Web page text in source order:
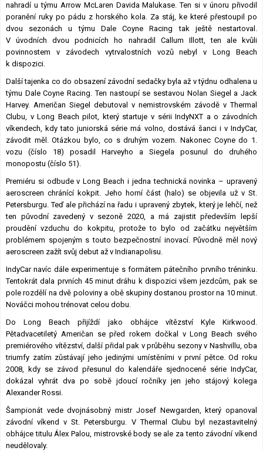
nahradí u týmu Arrow McLaren Davida Malukase. Ten si v únoru přivodil
poranění ruky po pádu z horského kola. Za stáj, ke které přestoupil po
dvou sezonách u týmu Dale Coyne Racing tak ještě nestartoval.
V úvodních dvou podnicích ho nahradil Callum Illott, ten ale kvůli
povinnostem v závodech vytrvalostních vozů nebyl v Long Beach
k dispozici.
Další tajenka co do obsazení závodní sedačky byla až v týdnu odhalena u
týmu Dale Coyne Racing. Ten nastoupí se sestavou Nolan Siegel a Jack
Harvey. Američan Siegel debutoval v nemistrovském závodě v Thermal
Clubu, v Long Beach pilot, který startuje v sérii IndyNXT a o závodních
víkendech, kdy tato juniorská série má volno, dostává šanci i v IndyCar,
závodit měl. Otázkou bylo, co s druhým vozem. Nakonec Coyne do 1.
vozu (číslo 18) posadil Harveyho a Siegela posunul do druhého
monopostu (číslo 51).
Premiéru si odbude v Long Beach i jedna technická novinka – upravený
aeroscreen chránící kokpit. Jeho horní část (halo) se objevila už v St.
Petersburgu. Teď ale přichází na řadu i upravený zbytek, který je lehčí, než
ten původní zavedený v sezoně 2020, a má zajistit především lepší
proudění vzduchu do kokpitu, protože to bylo od začátku největším
problémem spojeným s touto bezpečnostní inovací. Původně měl nový
aeroscreen zažít svůj debut až v Indianapolisu.
IndyCar navíc dále experimentuje s formátem pátečního prvního tréninku.
Tentokrát dala prvních 45 minut dráhu k dispozici všem jezdcům, pak se
pole rozdělí na dvě poloviny a obě skupiny dostanou prostor na 10 minut.
Nováčci mohou trénovat celou dobu.
Do Long Beach přijíždí jako obhájce vítězství Kyle Kirkwood.
Pětadvacetiletý Američan se před rokem dočkal v Long Beach svého
premiérového vítězství, další přidal pak v průběhu sezony v Nashvillu, oba
triumfy zatím zůstávají jeho jedinými umístěními v první pětce. Od roku
2008, kdy se závod přesunul do kalendáře sjednocené série IndyCar,
dokázal vyhrát dva po sobě jdoucí ročníky jen jeho stájový kolega
Alexander Rossi.
Šampionát vede dvojnásobný mistr Josef Newgarden, který opanoval
závodní víkend v St. Petersburgu. V Thermal Clubu byl nezastavitelný
obhájce titulu Álex Palou, mistrovské body se ale za tento závodní víkend
neudělovaly.